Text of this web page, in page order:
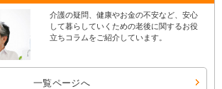
介護の疑問、健康やお金の不安など、安心
して暮らしていくための老後に関するお役
立ちコラムをご紹介しています。
一覧ページへ